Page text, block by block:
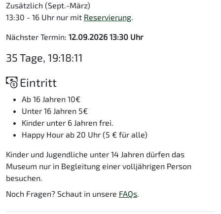
Zusätzlich (Sept.-März)
13:30 - 16 Uhr nur mit Reservierung.
Nächster Termin: 12.09.2026 13:30 Uhr
35 Tage, 19:18:11
Eintritt
Ab 16 Jahren 10€
Unter 16 Jahren 5€
Kinder unter 6 Jahren frei.
Happy Hour ab 20 Uhr (5 € für alle)
Kinder und Jugendliche unter 14 Jahren dürfen das
Museum nur in Begleitung einer volljährigen Person
besuchen.
Noch Fragen? Schaut in unsere FAQs.